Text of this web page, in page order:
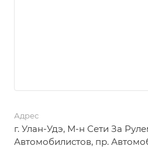
Адрес
г. Улан-Удэ, М-н Сети За
Автомобилистов, пр.